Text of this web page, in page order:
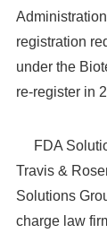
registration
under the
re-register in
FDA
Travis &
Solutions
charge law